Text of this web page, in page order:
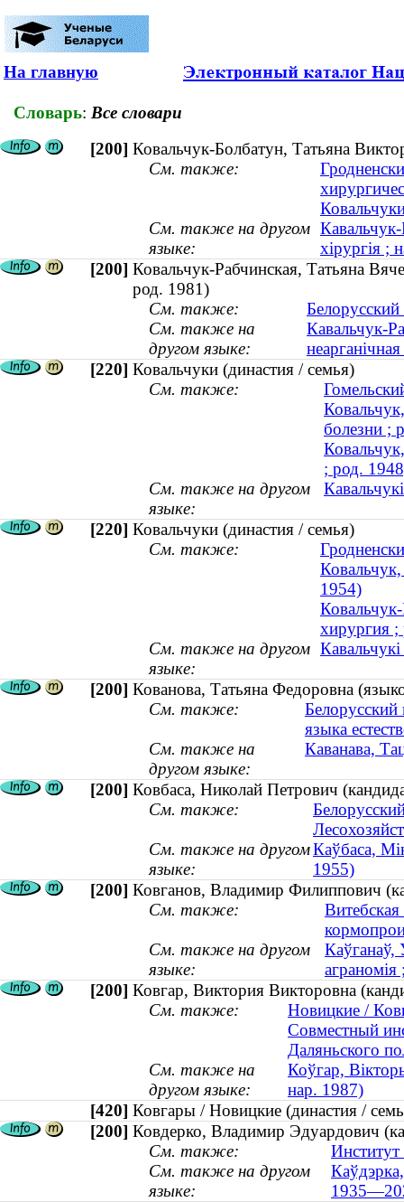
На главную
Словарь: Все словари
[200] Ковальчук-Болбатун, Татьяна
См. также:
См. также на другом
языке:
хірургія ;
[200] Ковальчук-Рабчинская, Татьяна
род. 1981)
См. также:
См. также на
другом языке:
Кавальчук-
[220] Ковальчуки (династия / семья)
См. также:
болезни ;
; род.
См. также на другом
языке:
[220] Ковальчуки (династия / семья)
См. также:
1954)
хирургия
См. также на другом
языке:
[200] Кованова, Татьяна Федоровна
См. также:
Белорусский
языка
См. также на
другом языке:
Каванава,
[200] Ковбаса, Николай Петрович
См. также:
См. также на другом
языке:
Каўбаса,
1955)
[200] Ковганов, Владимир Филиппович
См. также:
См. также на другом
языке:
Каўганаў,
[200] Ковгар, Виктория Викторовна
См. также:
Новицкие /
Совместный
Даляньского
См. также на
другом языке:
Коўгар,
нар. 1987)
[420] Ковгары / Новицкие (династия /
[200] Ковдерко, Владимир Эдуардович
См. также:
См. также на другом
языке: